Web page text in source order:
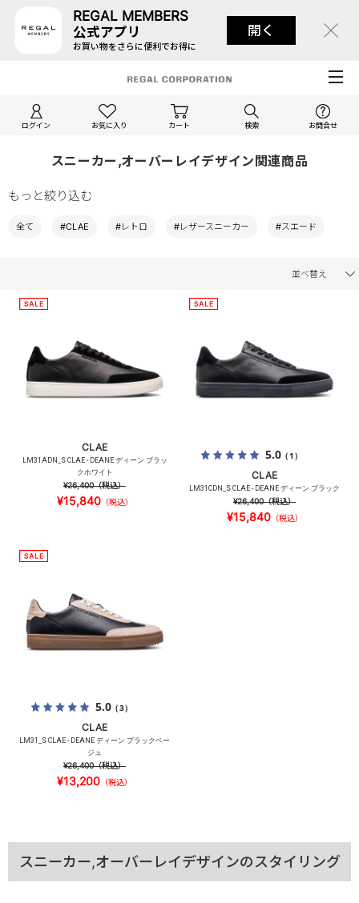
REGAL MEMBERS
公式アプリ
お買い物をさらに便利でお得に
開く
ログイン お気に入り カート 検索 お問合せ
スニーカー,オーバーレイデザイン関連商品
もっと絞り込む
全て #CLAE #レトロ #レザースニーカー #スエード
並べ替え
CLAE
LM31ADN_S CLAE - DEANE ディーン ブラッ
クホワイト
¥26,400（税込）
¥15,840（税込）
5.0（1）
CLAE
LM31CDN_S CLAE - DEANE ディーン ブラック
¥26,400（税込）
¥15,840（税込）
5.0（3）
CLAE
LM31_S CLAE - DEANE ディーン ブラックベー
ジュ
¥26,400（税込）
¥13,200 （税込）
スニーカー,オーバーレイデザインのスタイリング